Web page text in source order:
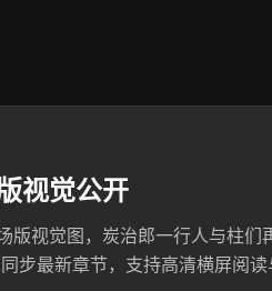
视觉公开
视觉图，炭治郎一行人与柱们
步最新章节，支持高清横屏阅